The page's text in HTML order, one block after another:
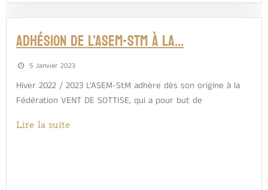
Adhésion de l’ASEM-StM à la…
5 Janvier 2023
Hiver 2022 / 2023 L’ASEM-StM adhère dès son origine à la
Fédération VENT DE SOTTISE, qui a pour but de
Lire la suite